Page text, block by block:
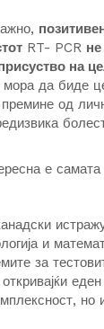
RT- PCR
на
мора да биде
од
е самата
и
за
но